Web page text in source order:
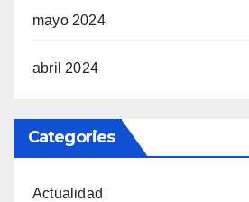
mayo 2024
abril 2024
Categories
Actualidad